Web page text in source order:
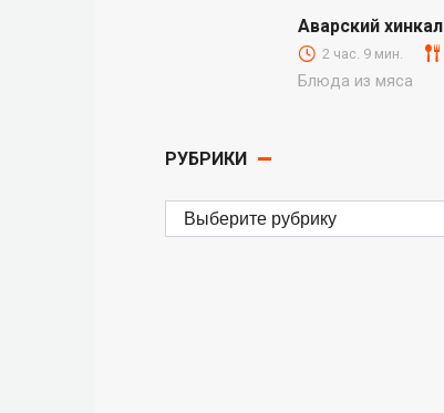
Аварский хинкал
2 час. 9 мин.
Блюда из мяса
РУБРИКИ
Рубрики